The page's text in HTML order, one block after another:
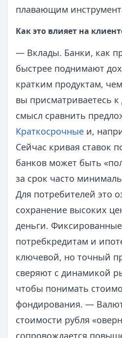
плавающим
Как это влияет на
— Вклады. Банки, как
быстрее поднимают
кратким продуктам,
вы присматриваетесь
смысл сравнить
Краткосрочные и,
Сейчас кривая ставок
банков может быть
за срок часто
Для потребителей это
сохранение высоких
деньги.
потребкредитам и
ключевой, но точный
сверяют с динамикой
чтобы понимать
фондирования. —
стоимости рубля
сопровождается